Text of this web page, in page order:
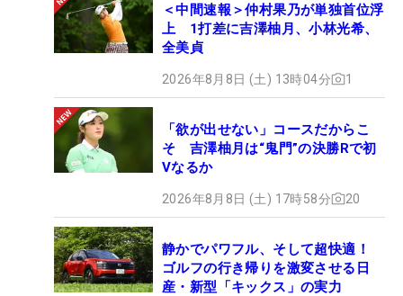
＜中間速報＞仲村果乃が単独首位浮
上 1打差に吉澤柚月、小林光希、
全美貞
2026年8月8日 (土) 13時04分 1
「欲が出せない」コースだからこ
そ 吉澤柚月は“鬼門”の決勝Rで初
Vなるか
2026年8月8日 (土) 17時58分 20
静かでパワフル、そして超快適！
ゴルフの行き帰りを激変させる日
産・新型「キックス」の実力